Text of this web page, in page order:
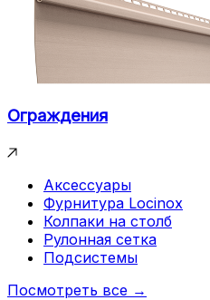
Ограждения
Аксессуары
Фурнитура Locinox
Колпаки на столб
Рулонная сетка
Подсистемы
Посмотреть все →